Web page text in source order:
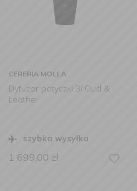
CERERIA MOLLA
Dyfuzor patyczki 3l Oud &
Leather
szybka wysyłka
1 699,00 zł